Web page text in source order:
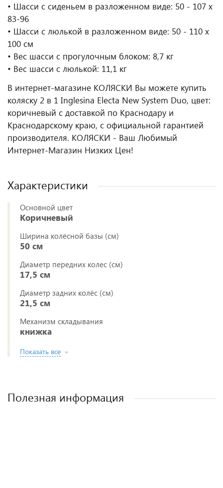
• Шасси с сиденьем в разложенном виде: 50 - 107 x
83-96
• Шасси с люлькой в разложенном виде: 50 - 110 x
100 см
• Вес шасси с прогулочным блоком: 8,7 кг
• Вес шасси с люлькой: 11,1 кг
В интернет-магазине КОЛЯСКИ Вы можете купить
коляску 2 в 1 Inglesina Electa New System Duo, цвет:
коричневый с доставкой по Краснодару и
Краснодарскому краю, с официальной гарантией
производителя. КОЛЯСКИ - Ваш Любимый
Интернет-Магазин Низких Цен!
Характеристики
Основной цвет
Коричневый
Ширина колёсной базы (см)
50 см
Диаметр передних колес (см)
17,5 см
Диаметр задних колёс (см)
21,5 см
Механизм складывания
книжка
Показать все
Полезная информация